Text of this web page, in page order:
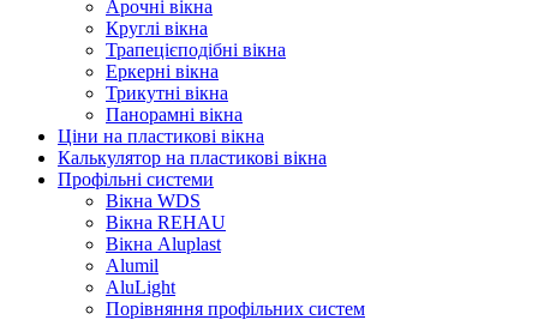
Арочні вікна
Круглі вікна
Трапецієподібні вікна
Еркерні вікна
Трикутні вікна
Панорамні вікна
Ціни на пластикові вікна
Калькулятор на пластикові вікна
Профільні системи
Вікна WDS
Вікна REHAU
Вікна Aluplast
Alumil
AluLight
Порівняння профільних систем